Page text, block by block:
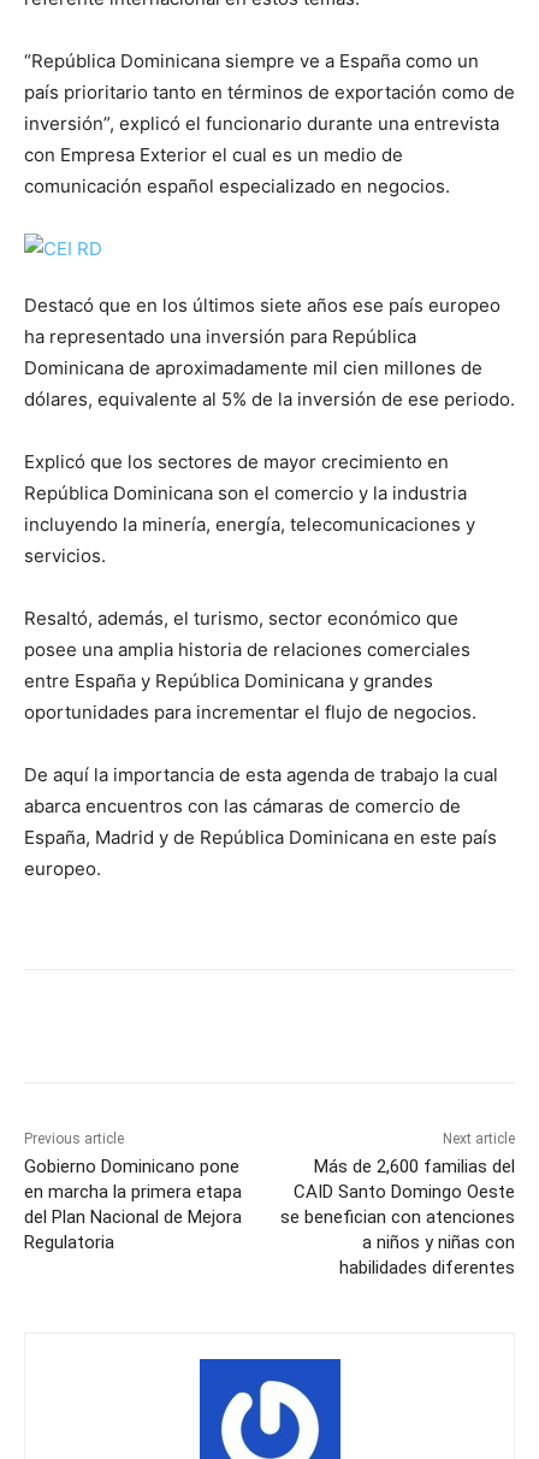
“República Dominicana siempre ve a España como un
país prioritario tanto en términos de exportación como de
inversión”, explicó el funcionario durante una entrevista
con Empresa Exterior el cual es un medio de
comunicación español especializado en negocios.
Destacó que en los últimos siete años ese país europeo
ha representado una inversión para República
Dominicana de aproximadamente mil cien millones de
dólares, equivalente al 5% de la inversión de ese periodo.
Explicó que los sectores de mayor crecimiento en
República Dominicana son el comercio y la industria
incluyendo la minería, energía, telecomunicaciones y
servicios.
Resaltó, además, el turismo, sector económico que
posee una amplia historia de relaciones comerciales
entre España y República Dominicana y grandes
oportunidades para incrementar el flujo de negocios.
De aquí la importancia de esta agenda de trabajo la cual
abarca encuentros con las cámaras de comercio de
España, Madrid y de República Dominicana en este país
europeo.
Previous article
Gobierno Dominicano pone
en marcha la primera etapa
del Plan Nacional de Mejora
Regulatoria
Next article
Más de 2,600 familias del
CAID Santo Domingo Oeste
se benefician con atenciones
a niños y niñas con
habilidades diferentes